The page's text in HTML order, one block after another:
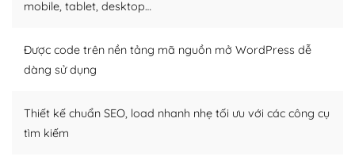
trở nên hấp dẫn và đơn giản hơn.
Nếu bạn có các kỹ thuật cơ bản với một theme được
thiết kế tốt, bạn có thể tự sửa đổi. Nếu không bạn có thể
Dễ dàng tùy chỉnh trên WordPress
mobile, tablet, desktop…
Được code trên nền tảng mã nguồn mở WordPress dễ
dàng sử dụng
Thiết kế chuẩn SEO, load nhanh nhẹ tối ưu với các công cụ
tìm kiếm